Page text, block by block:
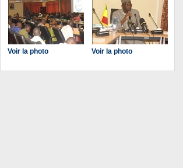
Voir la photo Voir la photo